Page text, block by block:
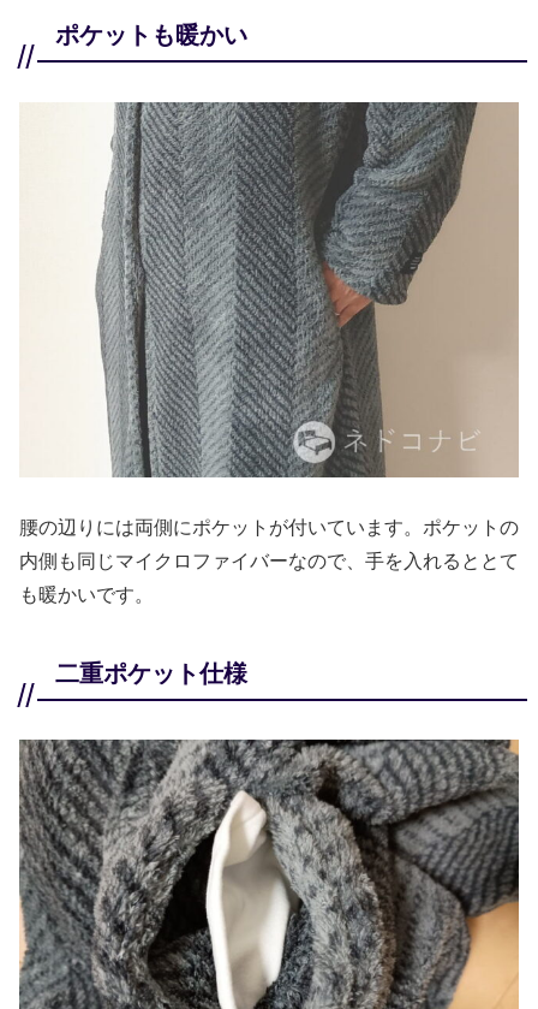
ポケットも暖かい
腰の辺りには両側にポケットが付いています。ポケットの
内側も同じマイクロファイバーなので、手を入れるととて
も暖かいです。
二重ポケット仕様